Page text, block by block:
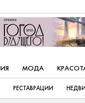
МОДА
РЕСТАВРАЦИИ